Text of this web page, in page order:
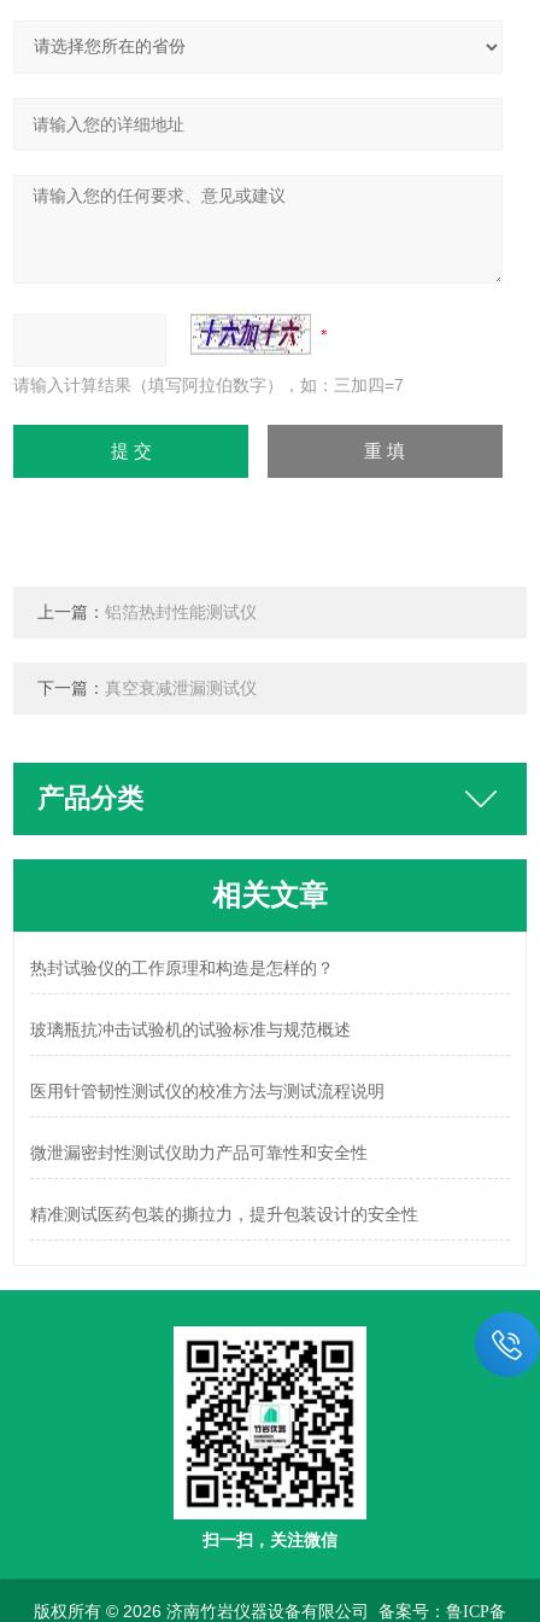
请输入计算结果（填写阿拉伯数字），如：三加四=7
上一篇：铝箔热封性能测试仪
下一篇：真空衰减泄漏测试仪
产品分类
相关文章
热封试验仪的工作原理和构造是怎样的？
玻璃瓶抗冲击试验机的试验标准与规范概述
医用针管韧性测试仪的校准方法与测试流程说明
微泄漏密封性测试仪助力产品可靠性和安全性
精准测试医药包装的撕拉力，提升包装设计的安全性
扫一扫，关注微信
版权所有 © 2026 济南竹岩仪器设备有限公司 备案号：鲁ICP备